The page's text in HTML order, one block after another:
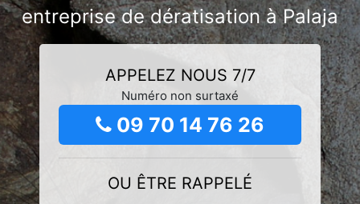
entreprise de dératisation à Palaja
APPELEZ NOUS 7/7
Numéro non surtaxé
09 70 14 76 26
OU ÊTRE RAPPELÉ